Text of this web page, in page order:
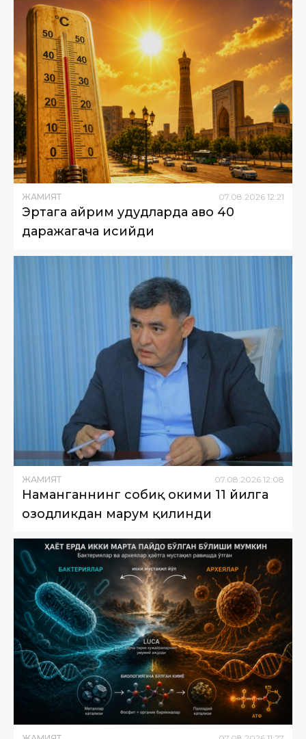
ЖАМИЯТ 07 08 2026 12:21
Эртага айрим ҳудудларда ҳаво 40
даражагача исийди
ЖАМИЯТ 07 08 2026 12:08
Наманганнинг собиқ ҳокими 11 йилга
озодликдан маҳрум қилинди